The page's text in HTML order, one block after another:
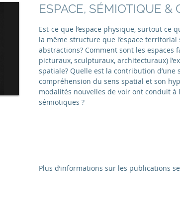
ESPACE, SÉMIOTIQUE &
Est-ce que l’espace physique, surtout ce
la même structure que l’espace territorial
abstractions? Comment sont les espaces
picturaux, sculpturaux, architecturaux)
spatiale? Quelle est la contribution d’une
compréhension du sens spatial et son
modalités nouvelles de voir ont conduit à
sémiotiques ?
Plus d’informations sur les publications